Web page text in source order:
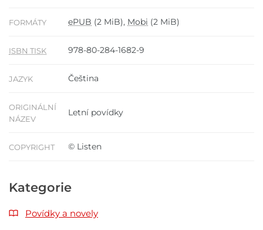
FORMÁTY ePUB (2 MiB), Mobi (2 MiB)
ISBN TISK 978-80-284-1682-9
JAZYK Čeština
ORIGINÁLNÍ
NÁZEV
Letní povídky
COPYRIGHT © Listen
Kategorie
Povídky a novely